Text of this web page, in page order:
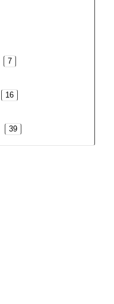
7
16
39